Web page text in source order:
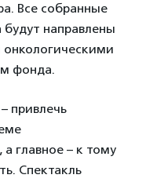
Все собранные
направлены
фонда.
привлечь
главное – к тому
Спектакль